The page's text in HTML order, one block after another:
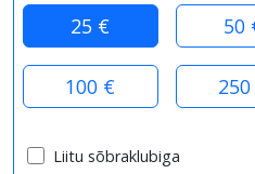
25 € 50
100 €
Liitu sõbraklubiga